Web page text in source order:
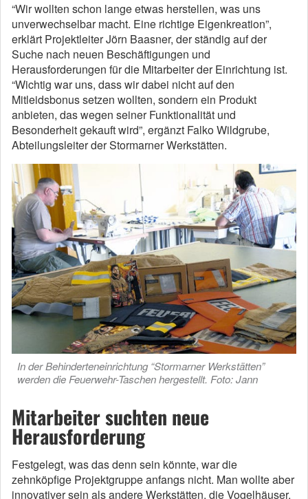
“Wir wollten schon lange etwas herstellen, was uns
unverwechselbar macht. Eine richtige Eigenkreation”,
erklärt Projektleiter Jörn Baasner, der ständig auf der
Suche nach neuen Beschäftigungen und
Herausforderungen für die Mitarbeiter der Einrichtung ist.
“Wichtig war uns, dass wir dabei nicht auf den
Mitleidsbonus setzen wollten, sondern ein Produkt
anbieten, das wegen seiner Funktionalität und
Besonderheit gekauft wird”, ergänzt Falko Wildgrube,
Abteilungsleiter der Stormarner Werkstätten.
In der Behinderteneinrichtung “Stormarner Werkstätten”
werden die Feuerwehr-Taschen hergestellt. Foto: Jann
Mitarbeiter suchten neue
Herausforderung
Festgelegt, was das denn sein könnte, war die
zehnköpfige Projektgruppe anfangs nicht. Man wollte aber
innovativer sein als andere Werkstätten, die Vogelhäuser,